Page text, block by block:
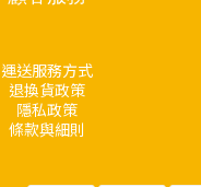
運送服務方式
退換貨政策
隱私政策
條款與細則